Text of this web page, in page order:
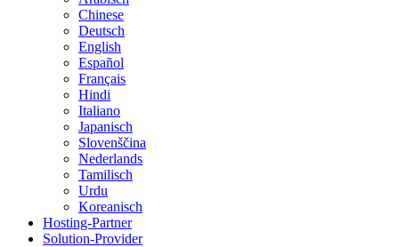
Chinese
Deutsch
English
Español
Français
Hindi
Italiano
Japanisch
Slovenščina
Nederlands
Tamilisch
Urdu
Koreanisch
Hosting-Partner
Solution-Provider